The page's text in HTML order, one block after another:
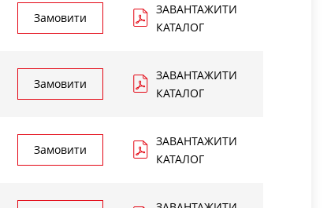
Замовити
ЗАВАНТАЖИТИ
КАТАЛОГ
Замовити
ЗАВАНТАЖИТИ
КАТАЛОГ
Замовити
ЗАВАНТАЖИТИ
КАТАЛОГ